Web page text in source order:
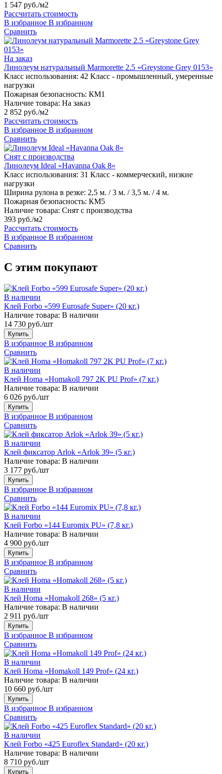
1 547 руб./м2
Рассчитать стоимость
В избранное В избранном
Сравнить
На заказ
Линолеум натуральный Marmorette 2.5 «Greystone Grey 0153»
Класс использования: 42 Класс - промышленный, умеренные
нагрузки
Пожарная безопасность: КМ1
Наличие товара: На заказ
2 852 руб./м2
Рассчитать стоимость
В избранное В избранном
Сравнить
Снят с производства
Линолеум Ideal «Havanna Oak 8»
Класс использования: 31 Класс - коммерческий, низкие
нагрузки
Ширина рулона в резке: 2,5 м. / 3 м. / 3,5 м. / 4 м.
Пожарная безопасность: КМ5
Наличие товара: Снят с производства
393 руб./м2
Рассчитать стоимость
В избранное В избранном
Сравнить
С этим покупают
В наличии
Клей Forbo «599 Eurosafe Super» (20 кг.)
Наличие товара: В наличии
14 730 руб./шт
Купить
В избранное В избранном
Сравнить
В наличии
Клей Homa «Homakoll 797 2K PU Prof» (7 кг.)
Наличие товара: В наличии
6 026 руб./шт
Купить
В избранное В избранном
Сравнить
В наличии
Клей фиксатор Arlok «Arlok 39» (5 кг.)
Наличие товара: В наличии
3 177 руб./шт
Купить
В избранное В избранном
Сравнить
В наличии
Клей Forbo «144 Euromix PU» (7,8 кг.)
Наличие товара: В наличии
4 900 руб./шт
Купить
В избранное В избранном
Сравнить
В наличии
Клей Homa «Homakoll 268» (5 кг.)
Наличие товара: В наличии
2 911 руб./шт
Купить
В избранное В избранном
Сравнить
В наличии
Клей Homa «Homakoll 149 Prof» (24 кг.)
Наличие товара: В наличии
10 660 руб./шт
Купить
В избранное В избранном
Сравнить
В наличии
Клей Forbo «425 Euroflex Standard» (20 кг.)
Наличие товара: В наличии
8 710 руб./шт
Купить